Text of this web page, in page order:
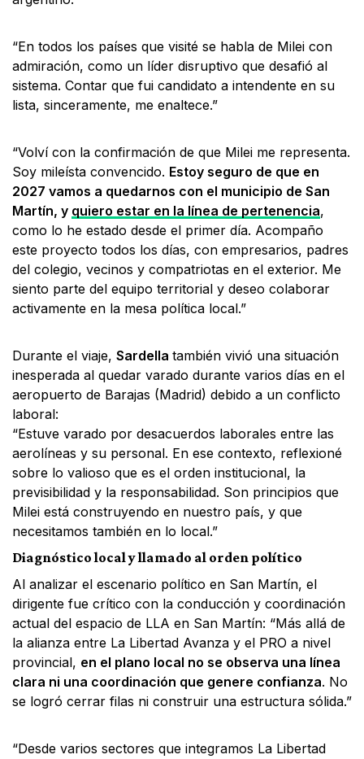
“En todos los países que visité se habla de Milei con
admiración, como un líder disruptivo que desafió al
sistema. Contar que fui candidato a intendente en su
lista, sinceramente, me enaltece.”
“Volví con la confirmación de que Milei me representa.
Soy mileísta convencido. Estoy seguro de que en
2027 vamos a quedarnos con el municipio de San
Martín, y quiero estar en la línea de pertenencia,
como lo he estado desde el primer día. Acompaño
este proyecto todos los días, con empresarios, padres
del colegio, vecinos y compatriotas en el exterior. Me
siento parte del equipo territorial y deseo colaborar
activamente en la mesa política local.”
Durante el viaje, Sardella también vivió una situación
inesperada al quedar varado durante varios días en el
aeropuerto de Barajas (Madrid) debido a un conflicto
laboral:
“Estuve varado por desacuerdos laborales entre las
aerolíneas y su personal. En ese contexto, reflexioné
sobre lo valioso que es el orden institucional, la
previsibilidad y la responsabilidad. Son principios que
Milei está construyendo en nuestro país, y que
necesitamos también en lo local.”
Diagnóstico local y llamado al orden político
Al analizar el escenario político en San Martín, el
dirigente fue crítico con la conducción y coordinación
actual del espacio de LLA en San Martín: “Más allá de
la alianza entre La Libertad Avanza y el PRO a nivel
provincial, en el plano local no se observa una línea
clara ni una coordinación que genere confianza. No
se logró cerrar filas ni construir una estructura sólida.”
“Desde varios sectores que integramos La Libertad